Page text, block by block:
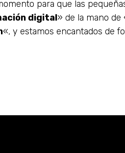
para que las
digital» de la mano de
«, y estamos encantados de